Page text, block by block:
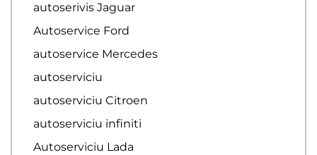
autoserivis Jaguar
Autoservice Ford
autoservice Mercedes
autoserviciu
autoserviciu Citroen
autoserviciu infiniti
Autoserviciu Lada